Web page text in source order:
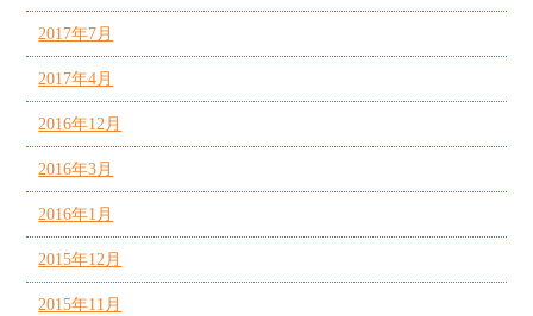
2017年7月
2017年4月
2016年12月
2016年3月
2016年1月
2015年12月
2015年11月